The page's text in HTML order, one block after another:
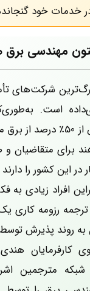
خدمات خود
مهندسی برق
شرکت‌های
است.
کورپوریشن بیش از 50٪
برای متقاضیان و
در این کشور را
افراد زیادی به
رزومه کاری
روند پذیرش
کارفرمایان
شبکه مترجمین